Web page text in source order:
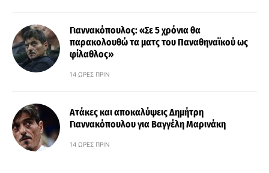
Γιαννακόπουλος: «Σε 5 χρόνια θα
παρακολουθώ τα ματς του Παναθηναϊκού ως
φίλαθλος»
14 ΏΡΕΣ ΠΡΙΝ
Ατάκες και αποκαλύψεις Δημήτρη
Γιαννακόπουλου για Βαγγέλη Μαρινάκη
14 ΏΡΕΣ ΠΡΙΝ